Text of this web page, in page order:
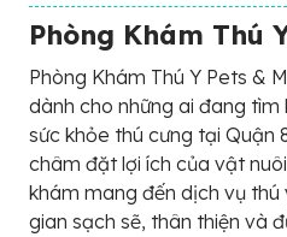
Phòng Khám Thú
Phòng Khám Thú Y Pets &
dành cho những ai đang
sức khỏe thú cưng tại Quận
châm đặt lợi ích của vật
khám mang đến dịch vụ
gian sạch sẽ, thân thiện và